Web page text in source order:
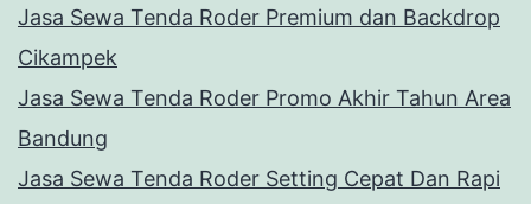
Jasa Sewa Tenda Roder Premium dan Backdrop
Cikampek
Jasa Sewa Tenda Roder Promo Akhir Tahun Area
Bandung
Jasa Sewa Tenda Roder Setting Cepat Dan Rapi